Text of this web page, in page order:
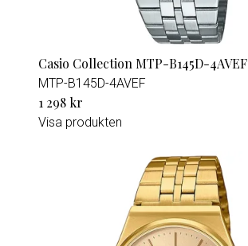
Casio Collection MTP-B145D-4AVEF
MTP-B145D-4AVEF
1 298 kr
Visa produkten